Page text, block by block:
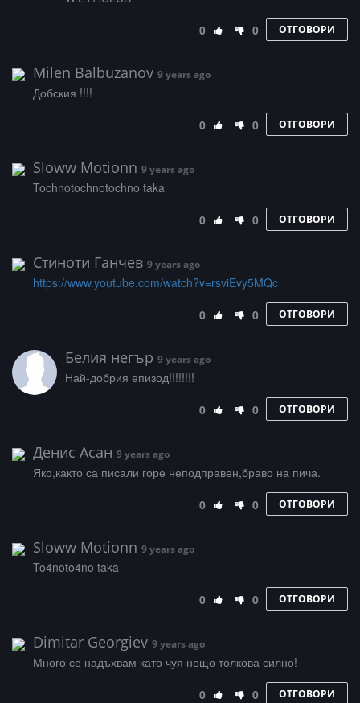
0 0 ОТГОВОРИ
Milen Balbuzanov 9 years ago
Добския !!!!
0 0 ОТГОВОРИ
Sloww Motionn 9 years ago
Tochnotochnotochno taka
0 0 ОТГОВОРИ
Стиноти Ганчев 9 years ago
https://www.youtube.com/watch?v=rsviEvy5MQc
0 0 ОТГОВОРИ
Белия негър 9 years ago
Най-добрия епизод!!!!!!!!
0 0 ОТГОВОРИ
Денис Асан 9 years ago
Яко,както са писали горе неподправен,браво на пича.
0 0 ОТГОВОРИ
Sloww Motionn 9 years ago
To4noto4no taka
0 0 ОТГОВОРИ
Dimitar Georgiev 9 years ago
Много се надъхвам като чуя нещо толкова силно!
0 0 ОТГОВОРИ